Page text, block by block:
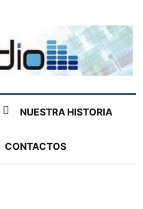
NUESTRA HISTORIA
CONTACTOS